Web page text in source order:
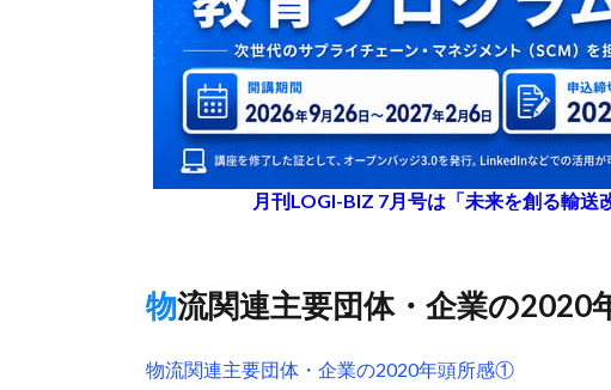
月刊LOGI-BIZ 7月号は「未来を創る輸
物流関連主要団体・企業の
物流関連主要団体・企業の2020年頭所感①